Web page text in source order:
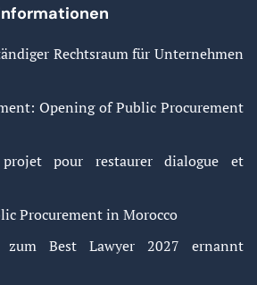
Rechtsraum für Unternehmen
Opening of Public Procurement
pour restaurer dialogue et
Procurement in Morocco
zum Best Lawyer 2027 ernannt